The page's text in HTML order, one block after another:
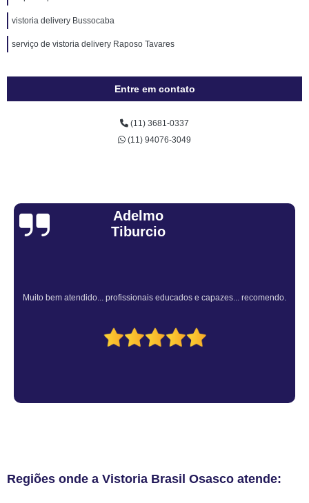
vistoria delivery Bussocaba
serviço de vistoria delivery Raposo Tavares
Entre em contato
(11) 3681-0337
(11) 94076-3049
Adelmo
Tiburcio
Muito bem atendido... profissionais educados e capazes... recomendo.
Regiões onde a Vistoria Brasil Osasco atende: